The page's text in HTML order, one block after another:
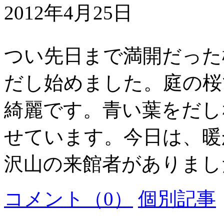
2012年4月25日
つい先日まで満開だっ
だし始めました。庭の
綺麗です。青い葉をだ
せています。今日は、
沢山の来館者がありま
コメント（0）
個別記事